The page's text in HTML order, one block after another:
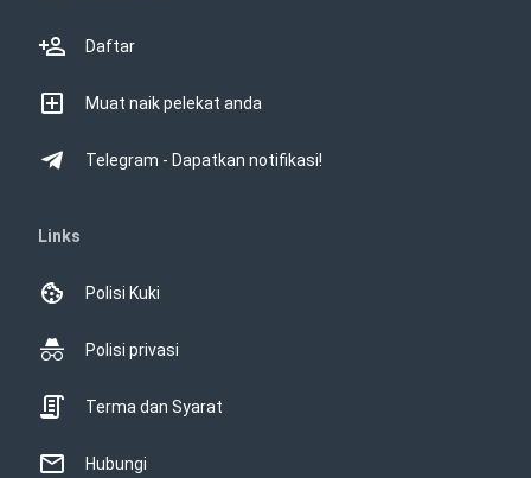
Daftar
Muat naik pelekat anda
Telegram - Dapatkan notifikasi!
Links
Polisi Kuki
Polisi privasi
Terma dan Syarat
Hubungi